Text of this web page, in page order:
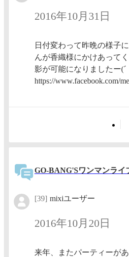
2016年10月31日
日付変わって昨晩の様子
んが香織様にかけあって
影が可能になりましたー
https://www.facebook.com/
GO-BANG'Sワンマンライ
[39] mixiユーザー
2016年10月20日
来年、またパーティーが